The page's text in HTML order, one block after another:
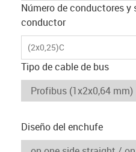
Número de conductores
conductor
(2x0,25)C
Tipo de cable de bus
Diseño del enchufe